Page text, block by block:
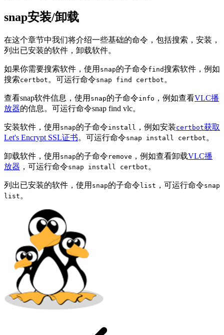
snap安装/卸载
在这个章节中我们将介绍一些基础的命令，包括搜索，安装，
列出已安装的软件，卸载软件。
如果你需要搜索软件，使用 snap的子命令find搜索软件，例如
搜索certbot 。可运行命令snap find certbot 。
查看snap软件信息，使用 snap的子命令info ，例如查看VLC播
放器的信息。可运行命令snap find vlc。
安装软件，使用 snap的子命令install ，例如安装certbot获取
Let's Encrypt SSL证书。可运行命令snap install certbot 。
卸载软件，使用 snap的子命令 remove ，例如查看卸载VLC播
放器 ，可运行命令snap install certbot 。
列出已安装的软件，使用 snap的子命令 list ，可运行命令snap
list 。